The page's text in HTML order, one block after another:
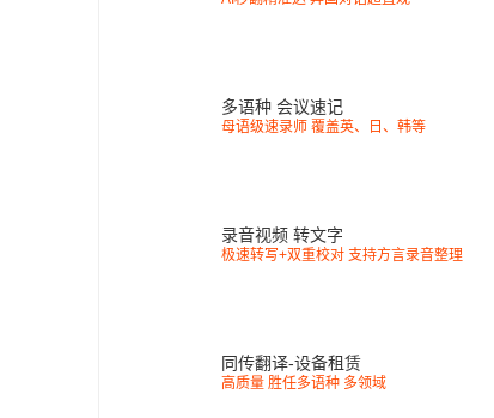
多语种 会议速记
母语级速录师 覆盖英、日、韩等
录音视频 转文字
极速转写+双重校对 支持方言录音整理
同传翻译-设备租赁
高质量 胜任多语种 多领域